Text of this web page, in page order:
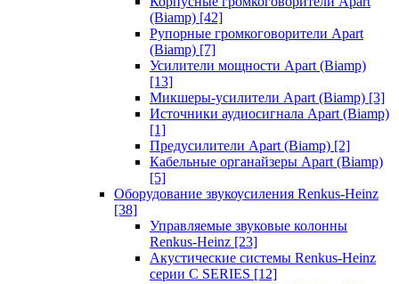
(Biamp) [42]
Рупорные громкоговорители Apart
(Biamp) [7]
Усилители мощности Apart (Biamp)
[13]
Микшеры-усилители Apart (Biamp) [3]
Источники аудиосигнала Apart (Biamp)
[1]
Предусилители Apart (Biamp) [2]
Кабельные органайзеры Apart (Biamp)
[5]
Оборудование звукоусиления Renkus-Heinz
[38]
Управляемые звуковые колонны
Renkus-Heinz [23]
Акустические системы Renkus-Heinz
серии C SERIES [12]